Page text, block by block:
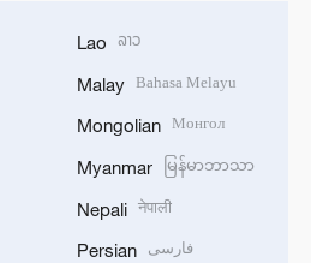
Lao ລາວ
Malay Bahasa Melayu
Mongolian Монгол
Myanmar မြန်မာဘာသာ
Nepali नेपाली
Persian فارسی